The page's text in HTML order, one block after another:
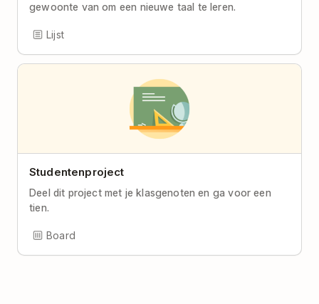
gewoonte van om een nieuwe taal te leren.
Lijst
Studentenproject
Deel dit project met je klasgenoten en ga voor een
tien.
Board